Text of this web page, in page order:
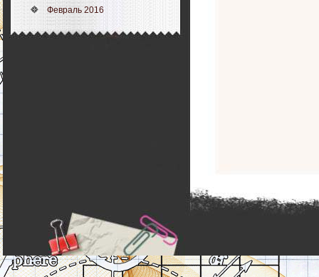
Февраль 2016